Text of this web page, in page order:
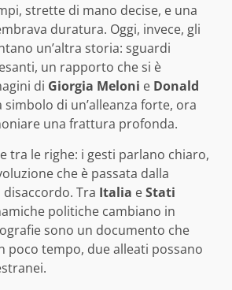
strette di mano decise, e una
duratura. Oggi, invece, gli
un’altra storia: sguardi
un rapporto che si è
di Giorgia Meloni e Donald
simbolo di un’alleanza forte, ora
una frattura profonda.
tra le righe: i gesti parlano chiaro,
che è passata dalla
Tra Italia eStati
politiche cambiano in
sono un documento che
poco tempo, due alleati possano